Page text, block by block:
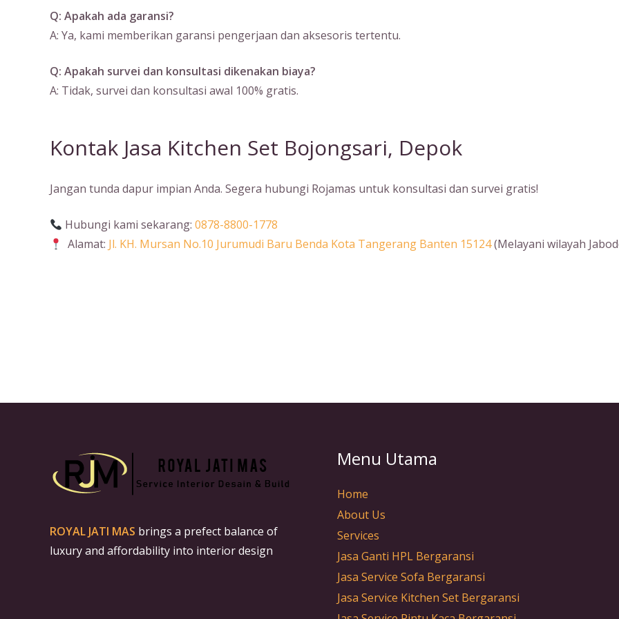
Q: Apakah ada garansi?
A: Ya, kami memberikan garansi pengerjaan dan aksesoris tertentu.
Q: Apakah survei dan konsultasi dikenakan biaya?
A: Tidak, survei dan konsultasi awal 100% gratis.
Kontak Jasa Kitchen Set Bojongsari, Depok
Jangan tunda dapur impian Anda. Segera hubungi Rojamas untuk konsultasi dan survei gratis!
Hubungi kami sekarang:0878-8800-1778
Alamat: Jl. KH. Mursan No.10 Jurumudi Baru Benda Kota Tangerang Banten 15124(Melayani wilayah
ROYAL JATI MAS brings a prefect balance of
luxury and affordability into interior design
Menu Utama
Home
About Us
Services
Jasa Ganti HPL Bergaransi
Jasa Service Sofa Bergaransi
Jasa Service Kitchen Set Bergaransi